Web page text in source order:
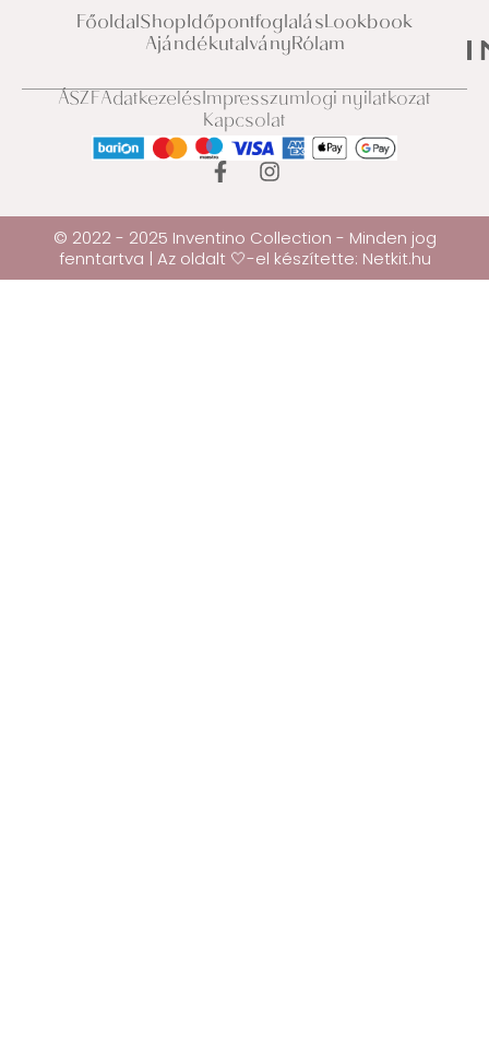
FőoldalShopIdőpontfoglalásLookbook
AjándékutalványRólam
ÁSZFAdatkezelésImpresszumJogi nyilatkozat
Kapcsolat
© 2022 - 2025 Inventino Collection - Minden jog
fenntartva | Az oldalt 🤍-el készítette: Netkit.hu